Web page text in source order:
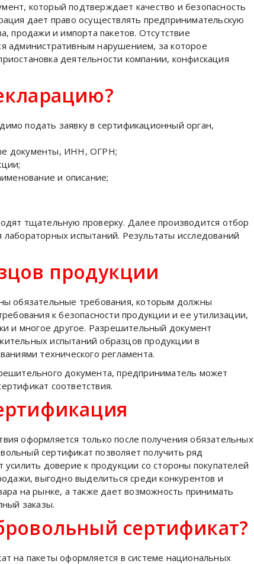
который подтверждает качество и безопасность
дает право осуществлять предпринимательскую
продажи и импорта пакетов. Отсутствие
административным нарушением, за которое
деятельности компании, конфискация
подать заявку в сертификационный орган,
документы, ИНН, ОГРН;
и описание;
тщательную проверку. Далее производится отбор
испытаний. Результаты исследований
продукции
обязательные требования, которым должны
к безопасности продукции и ее утилизации,
и многое другое. Разрешительный документ
испытаний образцов продукции в
технического регламента.
документа, предприниматель может
соответствия.
оформляется только после получения обязательных
сертификат позволяет получить ряд
доверие к продукции со стороны покупателей
выгодно выделиться среди конкурентов и
на рынке, а также дает возможность принимать
заказы.
сертификат?
на пакеты оформляется в системе национальных